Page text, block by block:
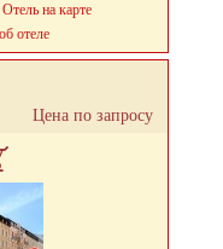
Отель на карте
отеле
Цена по запросу